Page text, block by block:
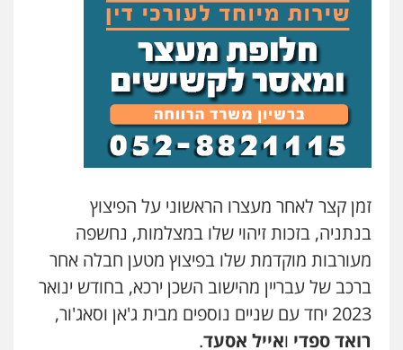
0526409925
שחר מנדלמן, שלומציון גבאי מנדלמן
– משרד עורכי דין
פלילי התמחות בייצוג בעבירות מין
0505522334
משפחה
0526577766
עו"ד עמית רוזנצויג
משפט פלילי דיני תעבורה
0532700200
זמן קצר לאחר מעצרו הראשוני על הפיצוץ
בנתניה, בזכות זיהוי שלו במצלמות, נחשפה
מעורבות מוקדמת שלו בפיצוץ מטען חבלה אחר
ברכב של עבריין מהישוב השכן ירכא, בחודש ינואר
2023 יחד עם שניים נוספים מבית ג'אן וסאג'ור,
רואד ספדי ואייל אסעד.